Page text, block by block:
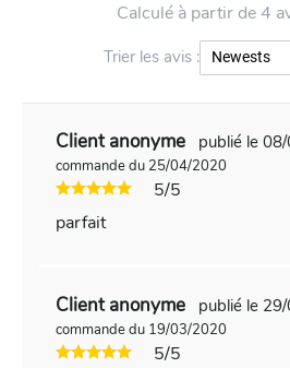
Calculé à partir de 4
Trier les avis :
Client anonyme publié le
commande du 25/04/2020
5/5
parfait
Client anonyme publié le
commande du 19/03/2020
5/5